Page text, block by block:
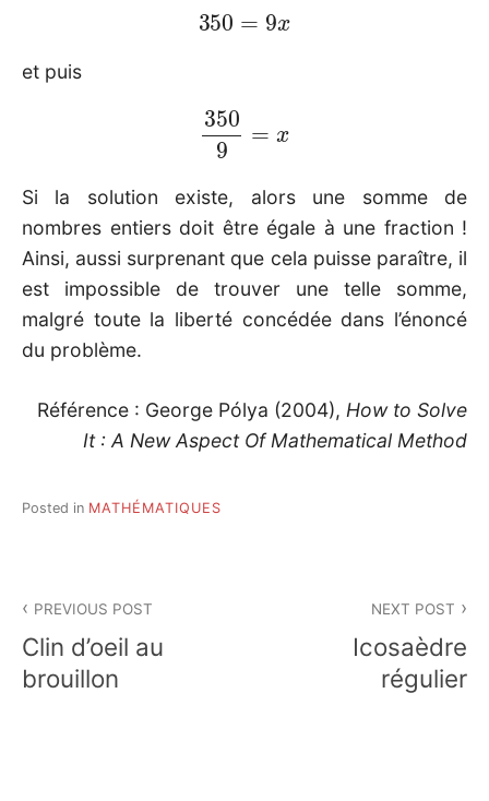
350= 9x
et puis
350
Si la solution existe, alors une somme de
nombres entiers doit être égale à une fraction !
Ainsi, aussi surprenant que cela puisse paraître, il
est impossible de trouver une telle somme,
malgré toute la liberté concédée dans l’énoncé
du problème.
Référence : George Pólya (2004), How to Solve
It : A New Aspect Of Mathematical Method
Posted in MATHÉMATIQUES
navigation
PREVIOUS POST
Clin d’oeil au
brouillon
NEXT POST
Icosaèdre
régulier